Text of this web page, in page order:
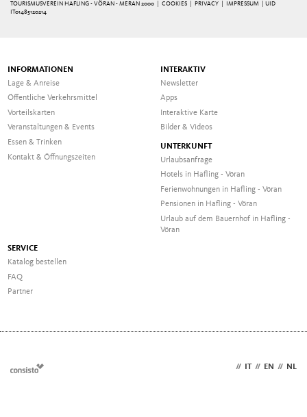
TOURISMUSVEREIN HAFLING - VÖRAN - MERAN 2000 | COOKIES PRIVACY IMPRESSUM
| UID
IT01485120214
INFORMATIONEN
Lage & Anreise
Öffentliche Verkehrsmittel
Vorteilskarten
Veranstaltungen & Events
Essen & Trinken
Kontakt & Öffnungszeiten
INTERAKTIV
Newsletter
Apps
Interaktive Karte
Bilder & Videos
UNTERKUNFT
Urlaubsanfrage
Hotels in Hafling - Vöran
Ferienwohnungen in Hafling - Vöran
Pensionen in Hafling - Vöran
Urlaub auf dem Bauernhof in Hafling -
Vöran
SERVICE
Katalog bestellen
FAQ
Partner
// IT // EN // NL